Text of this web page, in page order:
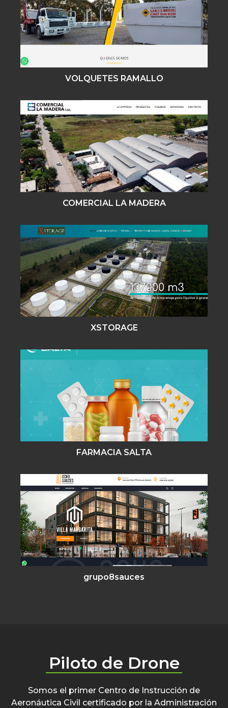
VOLQUETES RAMALLO
COMERCIAL LA MADERA
XSTORAGE
FARMACIA SALTA
grupo8sauces
Piloto de Drone
Somos el primer Centro de Instrucción de
Aeronáutica Civil certificado por la Administración